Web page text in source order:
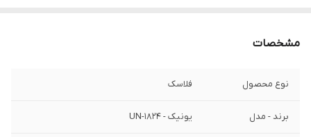
مشخصات
نوع محصول فلاسک
برند - مدل یونیک - UN-1824